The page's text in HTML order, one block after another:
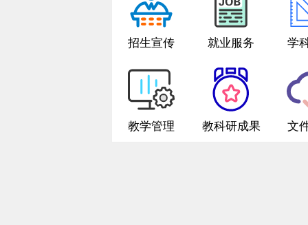
招生宣传 就业服务 学
教学管理 教科研成果 文